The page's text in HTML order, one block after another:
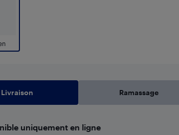
Livraison Ramassage
uniquement en ligne